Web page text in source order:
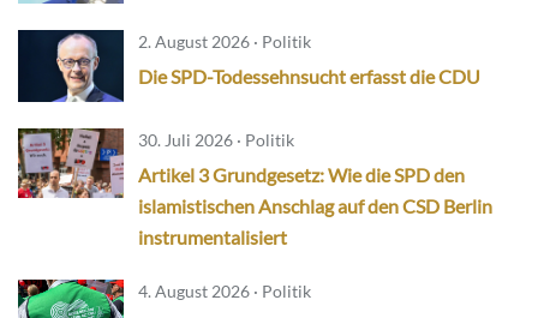
2. August 2026 · Politik
Die SPD-Todessehnsucht erfasst die CDU
30. Juli 2026 · Politik
Artikel 3 Grundgesetz: Wie die SPD den
islamistischen Anschlag auf den CSD Berlin
instrumentalisiert
4. August 2026 · Politik